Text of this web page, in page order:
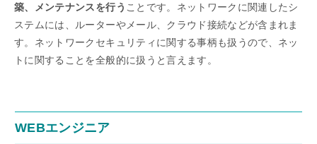
築、メンテナンスを行う ことです。ネットワークに関連したシ
ステムには、ルーターやメール、クラウド接続などが含まれま
す。ネットワークセキュリティに関する事柄も扱うので、ネッ
トに関することを全般的に扱うと言えます。
WEBエンジニア